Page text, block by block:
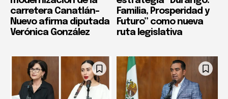
carretera Canatlán–
Nuevo afirma diputada
Verónica González
Familia, Prosperidad y
Futuro” como nueva
ruta legislativa